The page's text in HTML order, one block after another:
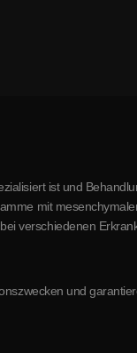
ist und
mit
verschiedenen
und